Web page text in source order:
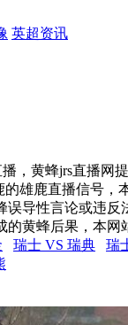
英超资讯
，黄蜂jrs直播网
的雄鹿直播信号，
导性言论或违反
的黄蜂后果，本网
瑞士 VS 瑞典
瑞